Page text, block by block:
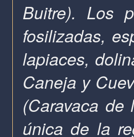
Buitre). Los
fosilizadas,
lapiaces,
Caneja y
(Caravaca de
única de la